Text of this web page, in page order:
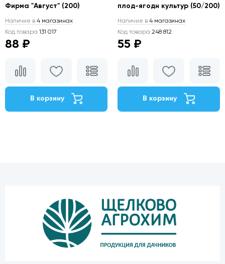
Фирма "Август" (200)
Наличие в 4 магазинах
Код товара 131 017
88 ₽
В корзину
плод-ягодн культур (50/200)
Наличие в 4 магазинах
Код товара 248 812
55 ₽
В корзину